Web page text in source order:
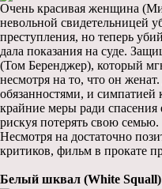
Очень красивая женщина
невольной свидетельницей
преступления, но теперь
дала показания на суде.
(Том Беренджер), который
несмотря на то, что он
обязанностями, и симпатией
крайние меры ради спасения
рискуя потерять свою семью.
Несмотря на достаточно
критиков, фильм в прокате
Белый шквал (White Squall)